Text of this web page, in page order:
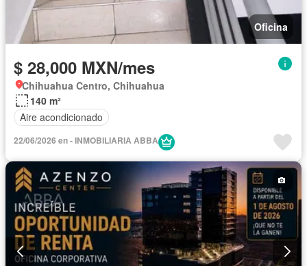
Oficina
$ 28,000 MXN/mes
Chihuahua Centro, Chihuahua
140 m²
Aire acondicionado
22/06/2026 en - INMOBILIARIA ABBA